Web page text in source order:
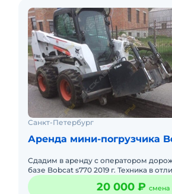
Санкт-Петербург
Аренда мини-погрузчика
Сдадим в аренду с оператором
базе Bobcat s770 2019 г. Техника в
и готова работать. Оплата наличными
безналичному рас20 000 ₽ смена